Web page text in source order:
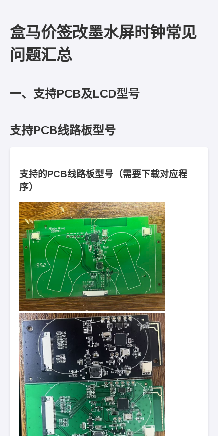
盒马价签改墨水屏时钟常见
问题汇总
一、支持PCB及LCD型号
支持PCB线路板型号
支持的PCB线路板型号（需要下载对应程
序）